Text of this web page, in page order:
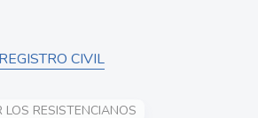
CIVIL
RESISTENCIANOS